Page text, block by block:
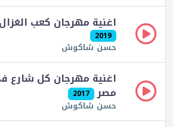
اغنية مهرجان كعب الغزال
2019
حسن شاكوش
اغنية مهرجان كل شارع
مصر 2017
حسن شاكوش